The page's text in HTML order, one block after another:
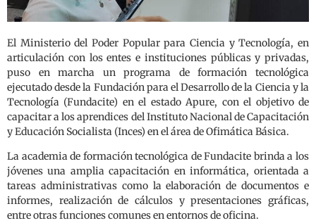
El Ministerio del Poder Popular para Ciencia y Tecnología, en
articulación con los entes e instituciones públicas y privadas,
puso en marcha un programa de formación tecnológica
ejecutado desde la Fundación para el Desarrollo de la Ciencia y la
Tecnología (Fundacite) en el estado Apure, con el objetivo de
capacitar a los aprendices del Instituto Nacional de Capacitación
y Educación Socialista (Inces) en el área de Ofimática Básica.
La academia de formación tecnológica de Fundacite brinda a los
jóvenes una amplia capacitación en informática, orientada a
tareas administrativas como la elaboración de documentos e
informes, realización de cálculos y presentaciones gráficas,
entre otras funciones comunes en entornos de oficina.